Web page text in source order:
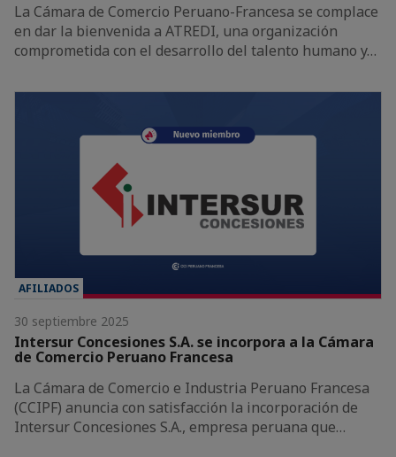
La Cámara de Comercio Peruano-Francesa se complace
en dar la bienvenida a ATREDI, una organización
comprometida con el desarrollo del talento humano y…
AFILIADOS
30 septiembre 2025
Intersur Concesiones S.A. se incorpora a la Cámara
de Comercio Peruano Francesa
La Cámara de Comercio e Industria Peruano Francesa
(CCIPF) anuncia con satisfacción la incorporación de
Intersur Concesiones S.A., empresa peruana que…